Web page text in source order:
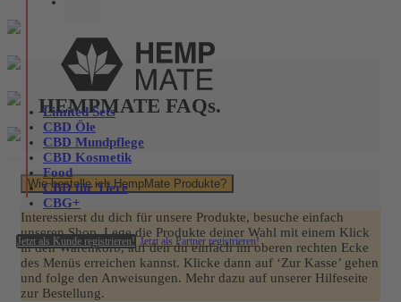
Limited Sets
CBD Öle
CBD Mundpflege
CBD Kosmetik
Food
CBD für Tiere
CBG+
Jetzt als Kunde registrieren! Jetzt als Partner registrieren!
HEMPMATE FAQs.
Wie bestelle ich HempMate Produkte?
Interessierst du dich für unsere Produkte, besuche einfach
unseren Shop. Lege die Produkte deiner Wahl mit einem Klick
in den Warenkorb, auf den du einfach im oberen rechten Ecke
des Menüs erreichen kannst. Klicke dann auf ‘Zur Kasse’ gehen
und folge den Anweisungen. Mehr dazu auf unserer Hilfeseite
zur Bestellung.